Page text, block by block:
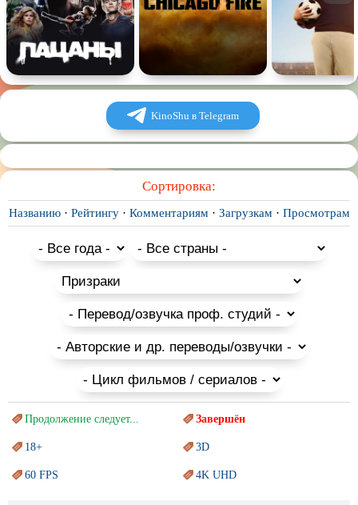
KinoShu в Telegram
Сортировка:
Названию· Рейтингу· Комментариям · Загрузкам · Просмотрам
Продолжение следует... Завершён
18+ 3D
60 FPS 4K UHD